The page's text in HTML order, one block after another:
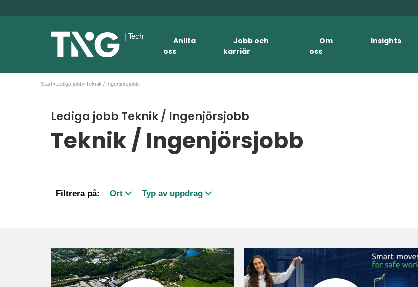
Anlita
oss
Jobb och
karriär
Om
oss
Insights
Start»Lediga jobb»Teknik / Ingenjörsjobb
Lediga jobb Teknik / Ingenjörsjobb
Teknik / Ingenjörsjobb
Filtrera på: Ort Typ av uppdrag